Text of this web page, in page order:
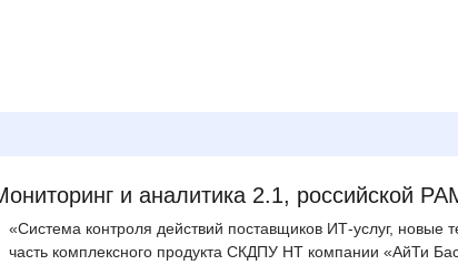
и аналитика 2.1, российской
«Система контроля действий поставщиков ИТ-услуг,
часть комплексного продукта СКДПУ НТ компании «АйТи